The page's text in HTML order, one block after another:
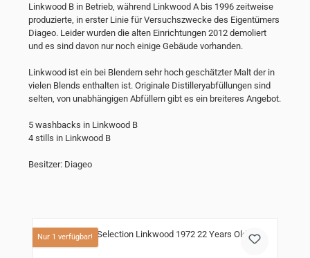
Linkwood B in Betrieb, während Linkwood A bis 1996 zeitweise
produzierte, in erster Linie für Versuchszwecke des Eigentümers
Diageo. Leider wurden die alten Einrichtungen 2012 demoliert
und es sind davon nur noch einige Gebäude vorhanden.
Linkwood ist ein bei Blendern sehr hoch geschätzter Malt der in
vielen Blends enthalten ist. Originale Distilleryabfüllungen sind
selten, von unabhängigen Abfüllern gibt es ein breiteres Angebot.
5 washbacks in Linkwood B
4 stills in Linkwood B
Besitzer: Diageo
Nur 1 verfügbar!